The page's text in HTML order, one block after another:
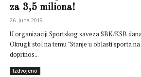
za 3,5 miliona!
26. Juna 2019.
U organizaciji Sportskog saveza SBK/KSB
Okrugli stol na temu "Stanje u oblasti sporta
doprinos...
Izdvojeno